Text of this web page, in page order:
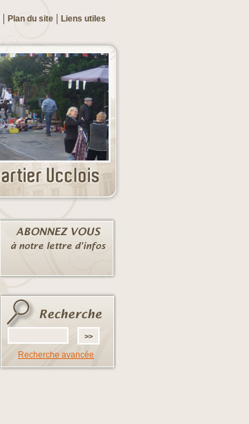
Liens utiles
Plan du site
Recherche avancée